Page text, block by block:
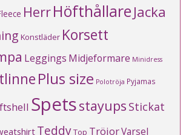
HerrHöfthållare Jacka
Konstläder Korsett
Leggings Midjeformare Minidress
Plus size Polotröja Pyjamas
Spetsstayups Stickat
TeddyTop TröjorVarsel